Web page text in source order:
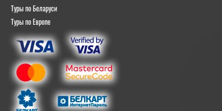
Туры по Беларуси
Туры по Европе